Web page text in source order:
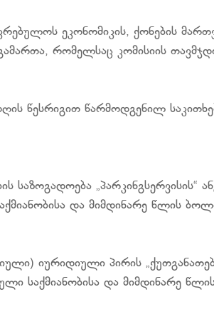
ეკონომიკის, ქონების
რომელსაც კომისიის
წესრიგით წარმოდგენილ
საზოგადოება „პარკინგსერვისის“
და მიმდინარე წლის
იურიდიული პირის
საქმიანობისა და მიმდინარე